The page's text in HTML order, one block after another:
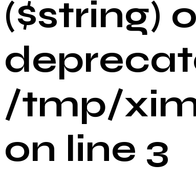
($string)
/tmp/
on line 3